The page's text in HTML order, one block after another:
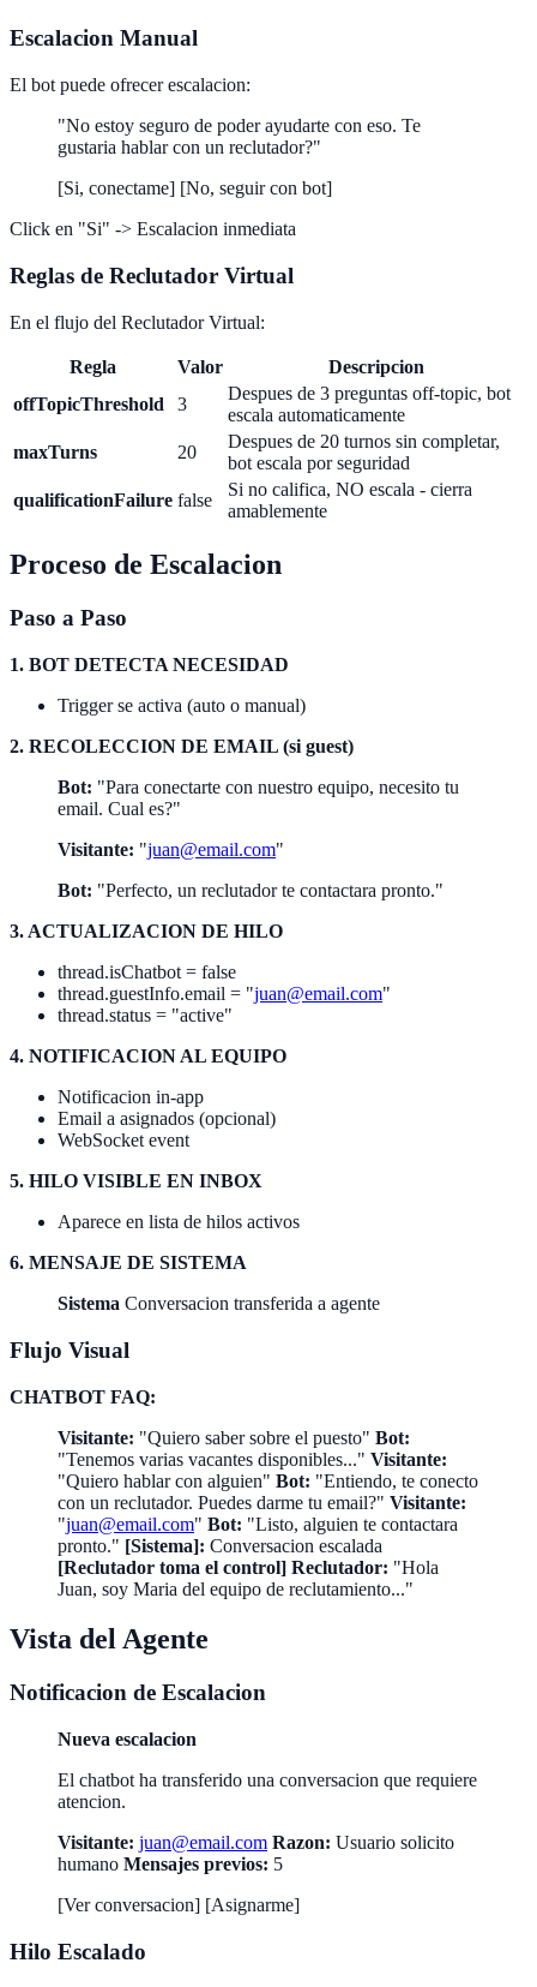
Escalacion Manual
El bot puede ofrecer escalacion:
"No estoy seguro de poder ayudarte con eso. Te
gustaria hablar con un reclutador?"
[Si, conectame] [No, seguir con bot]
Click en "Si" -> Escalacion inmediata
Reglas de Reclutador Virtual
En el flujo del Reclutador Virtual:
Regla Valor
Descripcion
offTopicThreshold
3
Despues de 3 preguntas off-topic, bot
escala automaticamente
maxTurns
20
Despues de 20 turnos sin completar,
bot escala por seguridad
qualificationFailure false
Si no califica, NO escala - cierra
amablemente
Proceso de Escalacion
Paso a Paso
1. BOT DETECTA NECESIDAD
Trigger se activa (auto o manual)
2. RECOLECCION DE EMAIL (si guest)
Bot: "Para conectarte con nuestro equipo, necesito tu
email. Cual es?"
Visitante: "juan@email.com"
Bot: "Perfecto, un reclutador te contactara pronto."
3. ACTUALIZACION DE HILO
thread.isChatbot = false
thread.guestInfo.email = "juan@email.com"
thread.status = "active"
4. NOTIFICACION AL EQUIPO
Notificacion in-app
Email a asignados (opcional)
WebSocket event
5. HILO VISIBLE EN INBOX
Aparece en lista de hilos activos
6. MENSAJE DE SISTEMA
Sistema Conversacion transferida a agente
Flujo Visual
CHATBOT FAQ:
Visitante: "Quiero saber sobre el puesto" Bot:
"Tenemos varias vacantes disponibles..." Visitante:
"Quiero hablar con alguien" Bot: "Entiendo, te conecto
con un reclutador. Puedes darme tu email?" Visitante:
"juan@email.com" Bot: "Listo, alguien te contactara
pronto." [Sistema]: Conversacion escalada
[Reclutador toma el control] Reclutador: "Hola
Juan, soy Maria del equipo de reclutamiento..."
Vista del Agente
Notificacion de Escalacion
Nueva escalacion
El chatbot ha transferido una conversacion que requiere
atencion.
Visitante: juan@email.com Razon: Usuario solicito
humano Mensajes previos: 5
[Ver conversacion] [Asignarme]
Hilo Escalado